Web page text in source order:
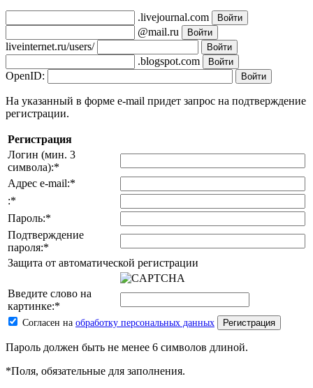
.livejournal.com
@mail.ru
liveinternet.ru/users/
.blogspot.com
OpenID:
На указанный в форме e-mail придет запрос на подтверждение
регистрации.
Регистрация
Логин (мин. 3
символа):*
Адрес e-mail:*
:*
Пароль:*
Подтверждение
пароля:*
Защита от автоматической регистрации
Введите слово на
картинке:*
Согласен на обработку персональных данных
Пароль должен быть не менее 6 символов длиной.
*Поля, обязательные для заполнения.